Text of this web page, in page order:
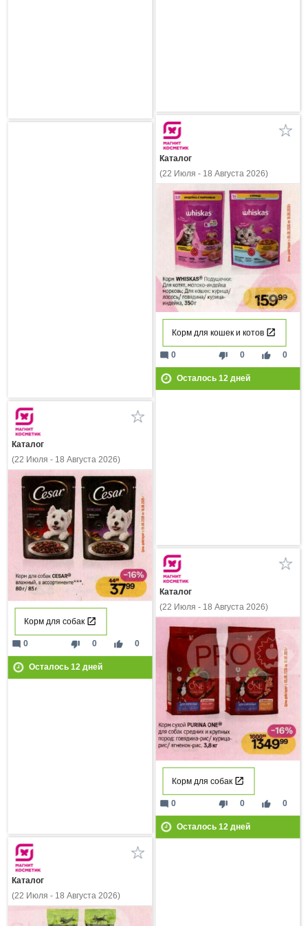
Каталог
(22 Июля - 18 Августа 2026)
Корм для кошек и котов
thumb_down 0 thumb_up 0
mode_comment 0
Осталось 12дней
Каталог
(22 Июля - 18 Августа 2026)
Корм для собак
thumb_down 0 thumb_up 0
mode_comment 0
Осталось 12дней
Каталог
(22 Июля - 18 Августа 2026)
Корм для собак
thumb_down 0 thumb_up 0
mode_comment 0
Осталось 12дней
Каталог
(22 Июля - 18 Августа 2026)